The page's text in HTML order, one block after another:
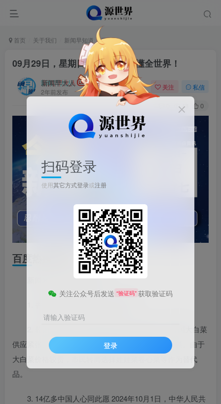
首页 关于我们 新闻早知道 正文
09月29日，星期日, 每天60秒读懂全世界！
新闻早大人
2年前发布
关注 私信
48 0
百度热搜新闻
新闻来源：百度热搜榜
2. 韩国人用卷心菜娃娃菜代替大白菜 近日，韩国大白菜
供应紧张、价格走高，部分超市甚至开始限购大白菜。由于
大白菜价格较贵，市民转而选择娃娃菜卷心菜等作为替代
品。
3. 14亿多中国人心同此愿 2024年10月1日，中华人民共
扫码登录
使用其它方式登录或注册
关注公众号后发送 “验证码” 获取验证码
请输入验证码
登录